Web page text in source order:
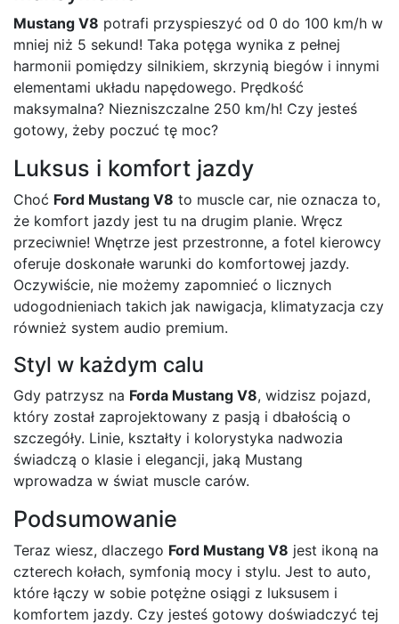
Mustang V8 potrafi przyspieszyć od 0 do 100 km/h w
mniej niż 5 sekund! Taka potęga wynika z pełnej
harmonii pomiędzy silnikiem, skrzynią biegów i innymi
elementami układu napędowego. Prędkość
maksymalna? Niezniszczalne 250 km/h! Czy jesteś
gotowy, żeby poczuć tę moc?
Luksus i komfort jazdy
Choć Ford Mustang V8 to muscle car, nie oznacza to,
że komfort jazdy jest tu na drugim planie. Wręcz
przeciwnie! Wnętrze jest przestronne, a fotel kierowcy
oferuje doskonałe warunki do komfortowej jazdy.
Oczywiście, nie możemy zapomnieć o licznych
udogodnieniach takich jak nawigacja, klimatyzacja czy
również system audio premium.
Styl w każdym calu
Gdy patrzysz na Forda Mustang V8, widzisz pojazd,
który został zaprojektowany z pasją i dbałością o
szczegóły. Linie, kształty i kolorystyka nadwozia
świadczą o klasie i elegancji, jaką Mustang
wprowadza w świat muscle carów.
Podsumowanie
Teraz wiesz, dlaczego Ford Mustang V8 jest ikoną na
czterech kołach, symfonią mocy i stylu. Jest to auto,
które łączy w sobie potężne osiągi z luksusem i
komfortem jazdy. Czy jesteś gotowy doświadczyć tej